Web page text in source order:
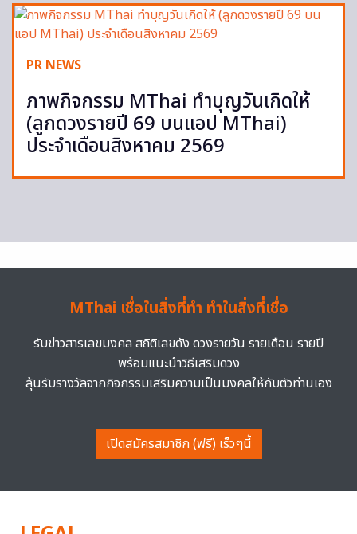
PR NEWS
ภาพกิจกรรม MThai ทำบุญวันเกิดให้
(ลูกดวงรายปี 69 บนแอป MThai)
ประจำเดือนสิงหาคม 2569
MThai เชื่อในสิ่งที่ทำ ทำในสิ่งที่เชื่อ
รับข่าวสารเลขมงคล สถิติเลขดัง ดวงรายวัน รายเดือน รายปี
พร้อมแนะนำวิธีเสริมดวง
ลุ้นรับรางวัลจากกิจกรรมเสริมความเป็นมงคลให้กับตัวท่านเอง
เปิดสมัครสมาชิก (ฟรี) เร็วๆนี้